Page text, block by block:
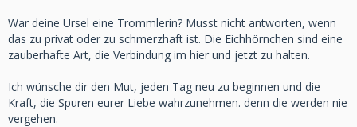
War deine Ursel eine Trommlerin? Musst nicht antworten, wenn
das zu privat oder zu schmerzhaft ist. Die Eichhörnchen sind eine
zauberhafte Art, die Verbindung im hier und jetzt zu halten.
Ich wünsche dir den Mut, jeden Tag neu zu beginnen und die
Kraft, die Spuren eurer Liebe wahrzunehmen. denn die werden nie
vergehen.